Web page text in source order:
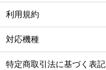
利用規約
対応機種
特定商取引法に基づく表記